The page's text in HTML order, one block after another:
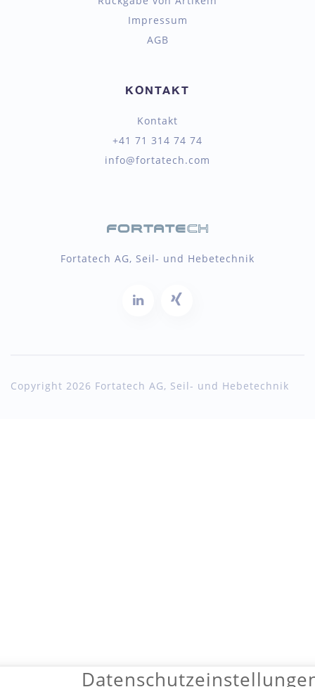
Impressum
AGB
KONTAKT
Kontakt
+41 71 314 74 74
info@fortatech.com
Fortatech AG, Seil- und Hebetechnik
Copyright 2026 Fortatech AG, Seil- und Hebetechnik